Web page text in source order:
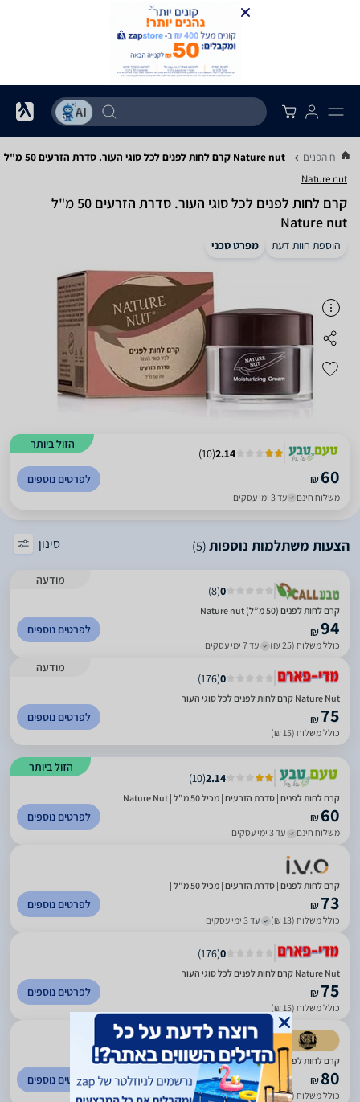
הפנים Nature nut קרם לחות לפנים לכל סוגי העור. סדרת הזרעים 50 מ"ל
Nature nut
קרם לחות לפנים לכל סוגי העור. סדרת הזרעים 50 מ"ל
Nature nut
הוספת חוות דעת מפרט טכני
הזול ביותר
2.14
(
10
)
₪60
משלוח חינם עד 3 ימי עסקים
לפרטים נוספים
הצעות משתלמות נוספות(5) סינון
מודעה
0
(
8
)
קרם לחות לפנים (50 מ”ל) Nature nut
94
₪
כולל משלוח (25 ₪) עד 7 ימי עסקים
לפרטים נוספים
מודעה
0
(
176
)
Nature Nut קרם לחות לפנים לכל סוגי העור
75
₪
כולל משלוח (15 ₪)
לפרטים נוספים
הזול ביותר
2.14
(
10
)
קרם לחות לפנים | סדרת הזרעים | מכיל 50 מ"ל | Nature Nut
₪60
משלוח חינם עד 3 ימי עסקים
לפרטים נוספים
קרם לחות לפנים | סדרת הזרעים | מכיל 50 מ"ל |
₪73
כולל משלוח (13 ₪) עד 3 ימי עסקים
לפרטים נוספים
0
(
176
)
Nature Nut קרם לחות לפנים לכל סוגי העור
₪75
כולל משלוח (15 ₪)
לפרטים נוספים
4.82
92
)
קרם לחות לפנים | סדרת הזרעים | מכיל 50 מ"ל | Nature Nut
₪80
כולל משלוח (10 ₪) עד 3 ימי עסקים
לפרטים נוספים